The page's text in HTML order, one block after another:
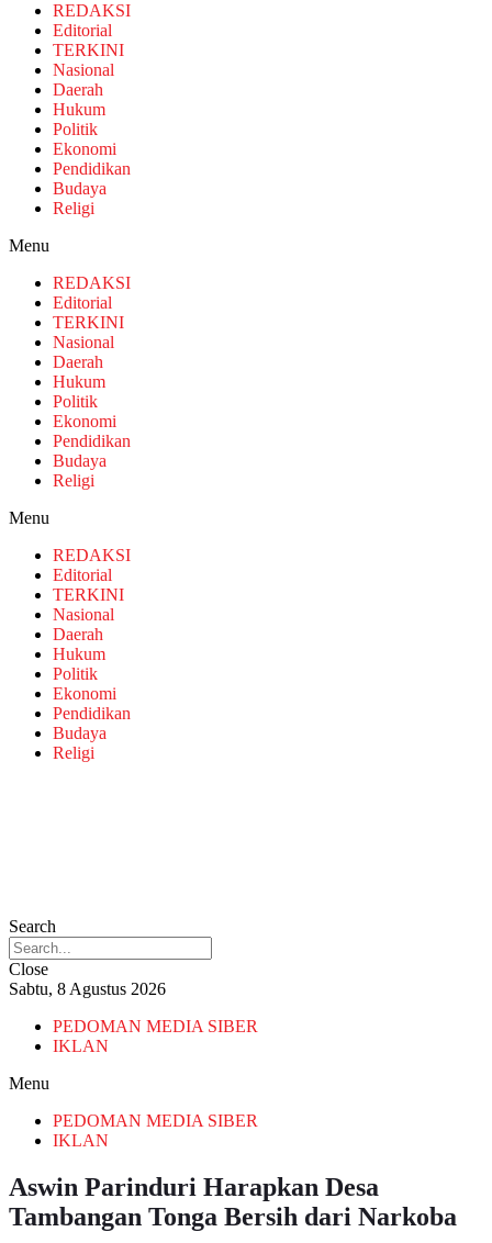
REDAKSI
Editorial
TERKINI
Nasional
Daerah
Hukum
Politik
Ekonomi
Pendidikan
Budaya
Religi
Menu
REDAKSI
Editorial
TERKINI
Nasional
Daerah
Hukum
Politik
Ekonomi
Pendidikan
Budaya
Religi
Menu
REDAKSI
Editorial
TERKINI
Nasional
Daerah
Hukum
Politik
Ekonomi
Pendidikan
Budaya
Religi
Search
Close
Sabtu, 8 Agustus 2026
PEDOMAN MEDIA SIBER
IKLAN
Menu
PEDOMAN MEDIA SIBER
IKLAN
Aswin Parinduri Harapkan Desa
Tambangan Tonga Bersih dari Narkoba